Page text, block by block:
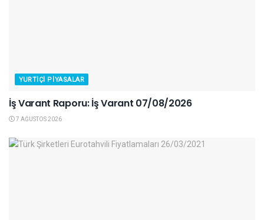
YURTIÇI PIYASALAR
İş Varant Raporu: İş Varant 07/08/2026
7 AĞUSTOS 2026